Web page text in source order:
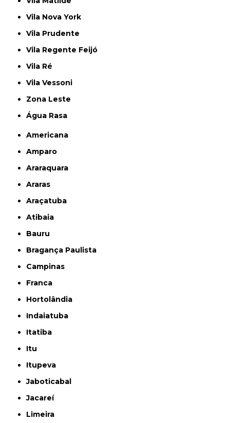
Vila Nova York
Vila Prudente
Vila Regente Feijó
Vila Ré
Vila Vessoni
Zona Leste
Água Rasa
Americana
Amparo
Araraquara
Araras
Araçatuba
Atibaia
Bauru
Bragança Paulista
Campinas
Franca
Hortolândia
Indaiatuba
Itatiba
Itu
Itupeva
Jaboticabal
Jacareí
Limeira